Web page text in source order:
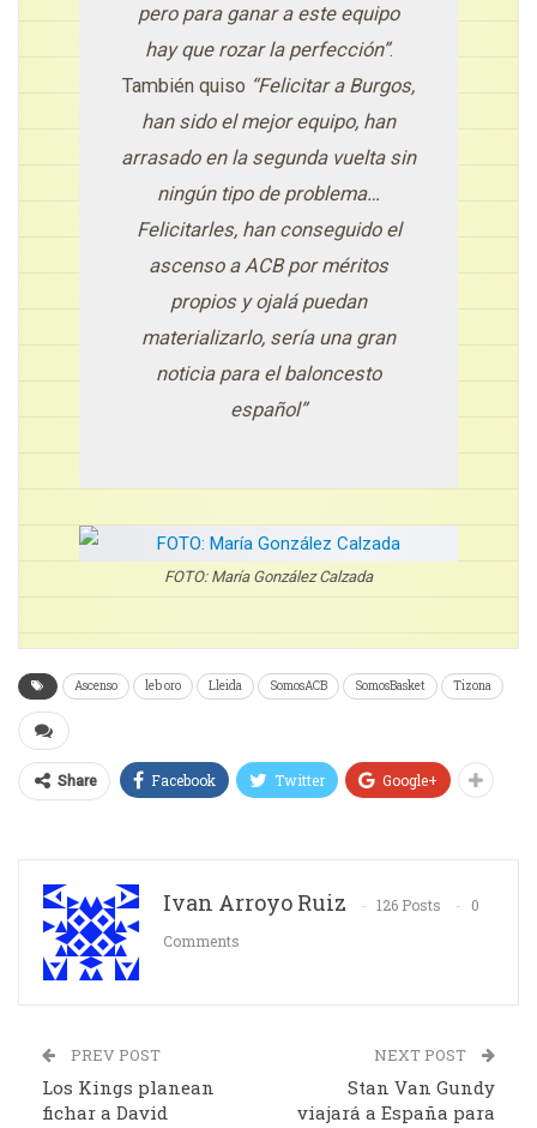
pero para ganar a este equipo
hay que rozar la perfección”.
También quiso “Felicitar a Burgos,
han sido el mejor equipo, han
arrasado en la segunda vuelta sin
ningún tipo de problema…
Felicitarles, han conseguido el
ascenso a ACB por méritos
propios y ojalá puedan
materializarlo, sería una gran
noticia para el baloncesto
español”
FOTO: María González Calzada
Ascenso leb oro Lleida SomosACB SomosBasket Tizona
Share Facebook Twitter Google+
Ivan Arroyo Ruiz 126 Posts
0
Comments
PREV POST
Los Kings planean
fichar a David
NEXT POST
Stan Van Gundy
viajará a España para